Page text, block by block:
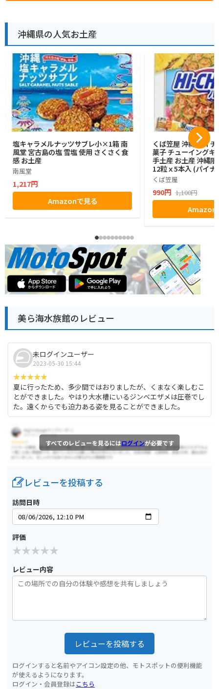
沖縄県の人気お土産
塩キャラメルナッツサブレ小×1箱 南
風堂 宮古島の塩 雪塩 使用 さくさく食
感 お土産
南風堂
1,217円
Amazonで見る
くば笠屋 沖縄 ハイ
菓子 チューイングキ
手土産 お土産 沖縄
12粒ｘ5本入 (パイナ
くば笠屋
990円 1,100円
Amazon
美ら海水族館のレビュー
未ログインユーザー
2023-05-30 15:44
夏に行ったため、多少間ではおりましたが、くまなく楽しむこ
とができました。やはり大水槽にいるジンベエザメは圧巻でし
た。遠くからでも迫力ある姿を見ることができました。
すべてのレビューを見るにはログインが必要です
レビューを投稿する
訪問日時
評価
レビュー内容
レビューを投稿する
ログインすると名前やアイコン設定の他、モトスポットの便利機能
が使えるようになります。
ログイン・会員登録はこちら